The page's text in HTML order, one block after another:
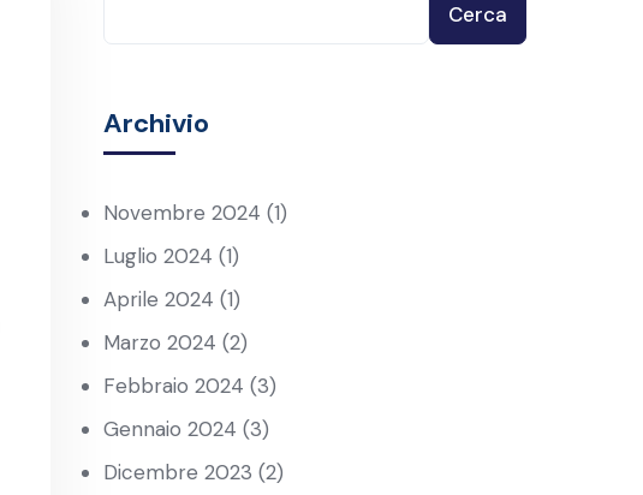
Cerca
Archivio
Novembre 2024 (1)
Luglio 2024 (1)
Aprile 2024 (1)
Marzo 2024 (2)
Febbraio 2024 (3)
Gennaio 2024 (3)
Dicembre 2023 (2)